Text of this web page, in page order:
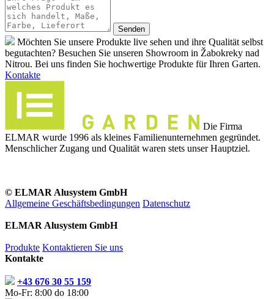
Möchten Sie unsere Produkte live sehen und ihre Qualität selbst
begutachten? Besuchen Sie unseren Showroom in Žabokreky nad
Nitrou. Bei uns finden Sie hochwertige Produkte für Ihren Garten.
Kontakte
Die Firma
ELMAR wurde 1996 als kleines Familienunternehmen gegründet.
Menschlicher Zugang und Qualität waren stets unser Hauptziel.
© ELMAR Alusystem GmbH
Allgemeine Geschäftsbedingungen Datenschutz
ELMAR Alusystem GmbH
Produkte Kontaktieren Sie uns
Kontakte
+43 676 30 55 159
Mo-Fr: 8:00 do 18:00